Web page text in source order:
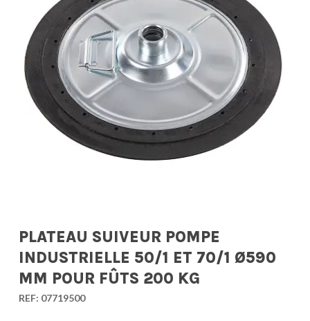
PLATEAU SUIVEUR POMPE
INDUSTRIELLE 50/1 ET 70/1 Ø590
MM POUR FÛTS 200 KG
REF: 07719500